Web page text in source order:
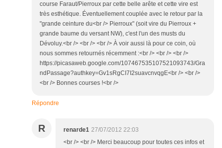
course Faraut/Pierroux par cette belle arête et cette vire est
très esthétique. Éventuellement couplée avec le retour par la
"grande ceinture du<br /> Pierroux" (soit vire du Pierroux +
grande baume du versant NW), c'est l'un des musts du
Dévoluy.<br /> <br /> <br /> À voir aussi là pour ce coin, où
nous sommes retournés récemment :<br /> <br /> <br />
https://picasaweb.google.com/107467535107521093743/Gra
ndPassage?authkey=Gv1sRgCI7I2suavcnvqgE<br /> <br />
<br /> Bonnes courses !<br />
Répondre
R renarde1 27/07/2012 22:03
<br /> <br /> Merci beaucoup pour toutes ces infos et